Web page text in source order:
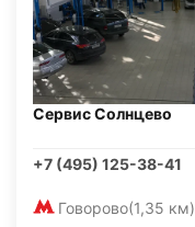
Сервис Солнцево
+7 (495) 125-38-41
Говорово(1,35 км)